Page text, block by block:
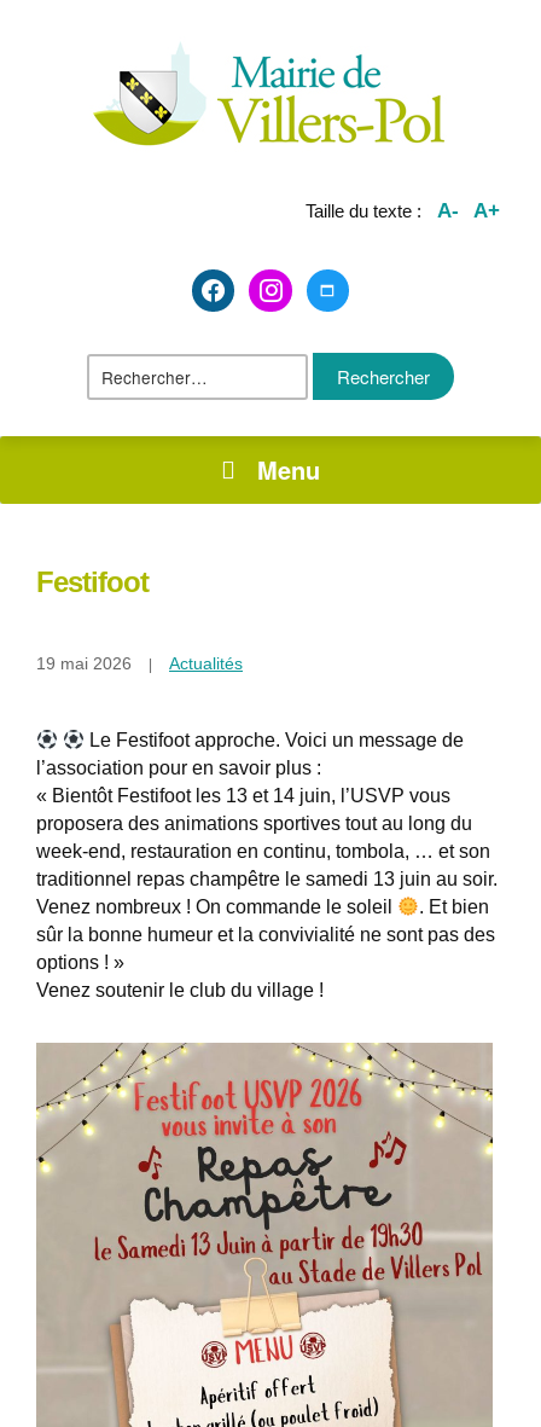
Taille du texte : A- A+
facebook2instagrammaximize
Rechercher :
Menu
Festifoot
19 mai 2026 Actualités
Le Festifoot approche. Voici un message de
l’association pour en savoir plus :
« Bientôt Festifoot les 13 et 14 juin, l’USVP vous
proposera des animations sportives tout au long du
week-end, restauration en continu, tombola, … et son
traditionnel repas champêtre le samedi 13 juin au soir.
Venez nombreux ! On commande le soleil
. Et bien
sûr la bonne humeur et la convivialité ne sont pas des
options ! »
Venez soutenir le club du village !